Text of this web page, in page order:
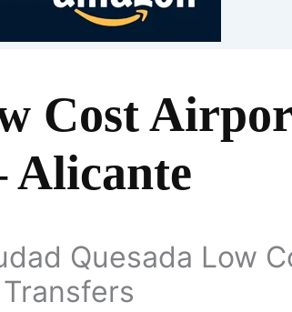
Cost
Alicante
Quesada Low